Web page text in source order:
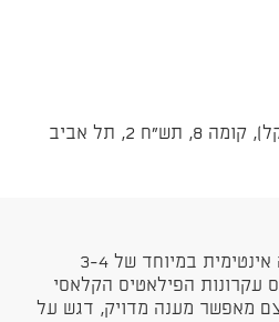
תש"ח 2 (מגדלי שקל), קומה 8, תש"ח 2, תל אביב
הסדנא מתקיימת בקבוצה אינטימית במיוחד של 3-4
הפילאטיס הקלאסי
מאפשר מענה מדויק, דגש על